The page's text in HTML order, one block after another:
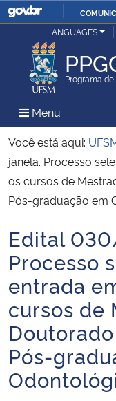
Ministério da Justiça e
Ministério da Defesa
Ministério das Relações
Ministério da Economia
Ministério da Infraestrutura
Ministério da Agricultura,
Ministério da Educação
Ministério da Cidadania
Ministério da Saúde
Ministério de Minas e Energia
LANGUAGES
Programa
Menu Menu
Você está aqui:
janela. Processo
os cursos de
Pós-graduação em
Início do conteúdo
Edital
Processo
entrada
cursos de
Pós-